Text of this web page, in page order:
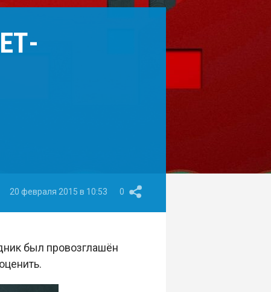
20 февраля 2015 в 10:53 0
был провозглашён